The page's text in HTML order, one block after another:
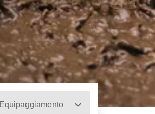
Equipaggiamento